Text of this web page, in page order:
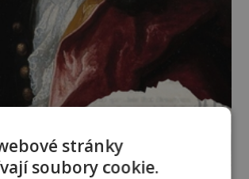
stránky
soubory cookie.